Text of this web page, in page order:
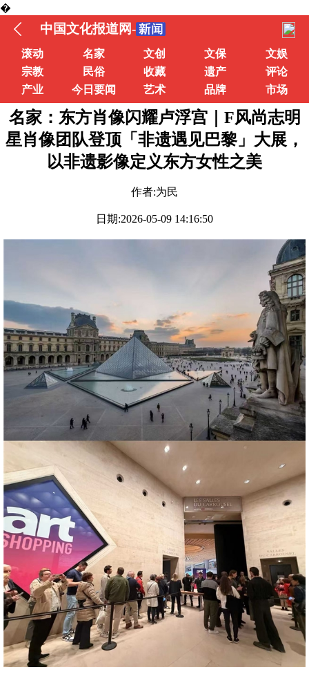
�
中国文化报道网-
滚动 名家 文创 文保
文娱
宗教
民俗 收藏 遗产
评论
产业
今日要闻 艺术 品牌 市场
名家：东方肖像闪耀卢浮宫｜F风尚志明
星肖像团队登顶「非遗遇见巴黎」大展，
以非遗影像定义东方女性之美
作者:为民
日期:2026-05-09 14:16:50